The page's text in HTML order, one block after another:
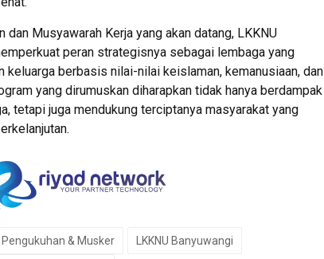
dan Musyawarah Kerja yang akan datang, LKKNU
peran strategisnya sebagai lembaga yang
keluarga berbasis nilai-nilai keislaman, kemanusiaan, dan
yang dirumuskan diharapkan tidak hanya berdampak
tetapi juga mendukung terciptanya masyarakat yang
& Musker LKKNU Banyuwangi